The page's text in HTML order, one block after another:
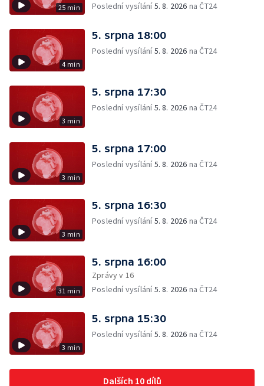
25 min
Poslední vysílání5. 8. 2026 na ČT24
4 min
5. srpna 18:00
Poslední vysílání5. 8. 2026 na ČT24
3 min
5. srpna 17:30
Poslední vysílání5. 8. 2026 na ČT24
3 min
5. srpna 17:00
Poslední vysílání5. 8. 2026 na ČT24
3 min
5. srpna 16:30
Poslední vysílání5. 8. 2026 na ČT24
31 min
5. srpna 16:00
Zprávy v 16
Poslední vysílání5. 8. 2026 na ČT24
3 min
5. srpna 15:30
Poslední vysílání5. 8. 2026 na ČT24
Dalších 10 dílů